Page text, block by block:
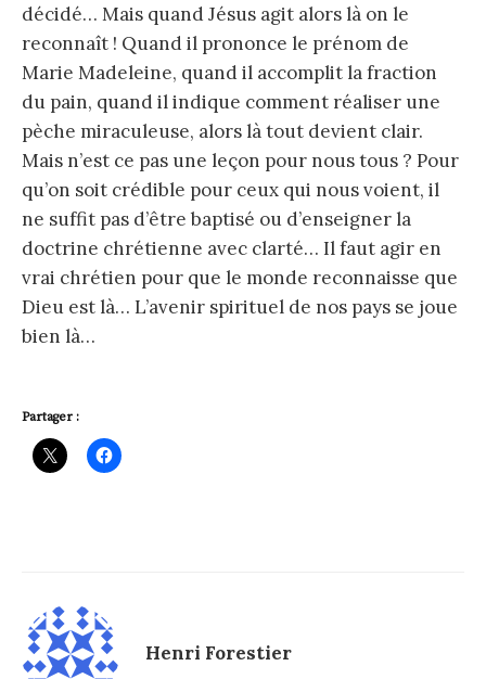
décidé… Mais quand Jésus agit alors là on le
reconnaît ! Quand il prononce le prénom de
Marie Madeleine, quand il accomplit la fraction
du pain, quand il indique comment réaliser une
pèche miraculeuse, alors là tout devient clair.
Mais n’est ce pas une leçon pour nous tous ? Pour
qu’on soit crédible pour ceux qui nous voient, il
ne suffit pas d’être baptisé ou d’enseigner la
doctrine chrétienne avec clarté… Il faut agir en
vrai chrétien pour que le monde reconnaisse que
Dieu est là… L’avenir spirituel de nos pays se joue
bien là…
Partager :
Henri Forestier